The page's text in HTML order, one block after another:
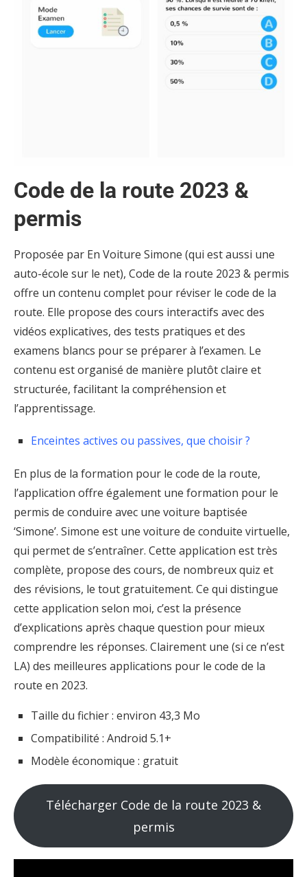
Code de la route 2023 &
permis
Proposée par En Voiture Simone (qui est aussi une
auto-école sur le net), Code de la route 2023 & permis
offre un contenu complet pour réviser le code de la
route. Elle propose des cours interactifs avec des
vidéos explicatives, des tests pratiques et des
examens blancs pour se préparer à l’examen. Le
contenu est organisé de manière plutôt claire et
structurée, facilitant la compréhension et
l’apprentissage.
Enceintes actives ou passives, que choisir ?
En plus de la formation pour le code de la route,
l’application offre également une formation pour le
permis de conduire avec une voiture baptisée
‘Simone’. Simone est une voiture de conduite virtuelle,
qui permet de s’entraîner. Cette application est très
complète, propose des cours, de nombreux quiz et
des révisions, le tout gratuitement. Ce qui distingue
cette application selon moi, c’est la présence
d’explications après chaque question pour mieux
comprendre les réponses. Clairement une (si ce n’est
LA) des meilleures applications pour le code de la
route en 2023.
Taille du fichier : environ 43,3 Mo
Compatibilité : Android 5.1+
Modèle économique : gratuit
Télécharger Code de la route 2023 &
permis